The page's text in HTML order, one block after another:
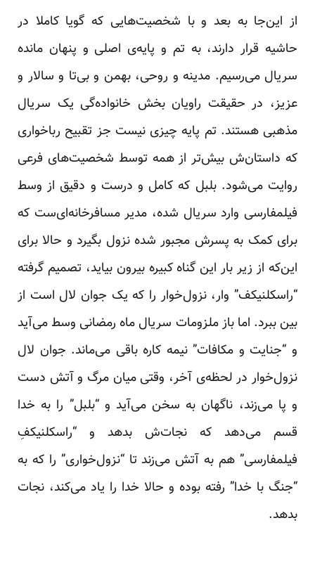
از این‌جا به بعد و با شخصیت‌هایی که گویا کاملا در
حاشیه قرار دارند، به تم و پایه‌ی اصلی و پنهان مانده
سریال می‌رسیم. مدینه و روحی، بهمن و بی‌تا و سالار و
عزیز، در حقیقت راویان بخش خانواده‌گی یک سریال
مذهبی هستند. تم پایه چیزی نیست جز تقبیح رباخواری
که داستان‌ش بیش‌تر از همه توسط شخصیت‌های فرعی
روایت می‌شود. بلبل که کامل و درست و دقیق از وسط
فیلمفارسی وارد سریال شده، مدیر مسافرخانه‌ای‌ست که
برای کمک به پسرش مجبور شده نزول بگیرد و حالا برای
این‌که از زیر بار این گناه کبیره بیرون بیاید، تصمیم گرفته
“راسکلنیکف” وار، نزول‌خوار را که یک جوان لال است از
بین ببرد. اما باز ملزومات سریال ماه رمضانی وسط می‌آید
و “جنایت و مکافات” نیمه کاره باقی می‌ماند. جوان لال
نزول‌خوار در لحظه‌ی آخر، وقتی میان مرگ و آتش دست
و پا می‌زند، ناگهان به سخن می‌آید و “بلبل” را به خدا
قسم می‌دهد که نجات‌ش بدهد و “راسکلنیکفِ
فیلمفارسی” هم به آتش می‌زند تا “نزول‌خواری” را که به
“جنگ با خدا” رفته بوده و حالا خدا را یاد می‌کند، نجات
بدهد.